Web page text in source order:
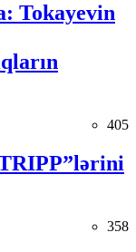
Tokayevin
405
358